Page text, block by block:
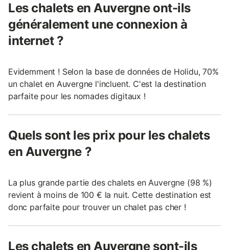
Les chalets en Auvergne ont-ils
généralement une connexion à
internet ?
Evidemment ! Selon la base de données de Holidu, 70%
un chalet en Auvergne l'incluent. C'est la destination
parfaite pour les nomades digitaux !
Quels sont les prix pour les chalets
en Auvergne ?
La plus grande partie des chalets en Auvergne (98 %)
revient à moins de 100 € la nuit. Cette destination est
donc parfaite pour trouver un chalet pas cher !
Les chalets en Auvergne sont-ils